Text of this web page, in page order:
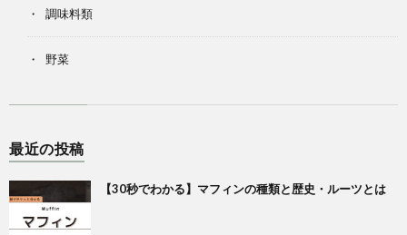
調味料類
野菜
最近の投稿
【30秒でわかる】マフィンの種類と歴史・ルーツとは